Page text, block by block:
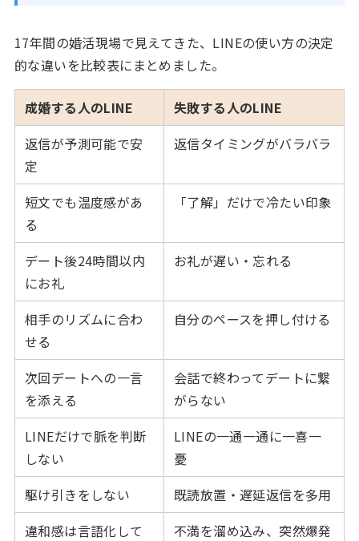
17年間の婚活現場で見えてきた、LINEの使い方の決定
的な違いを比較表にまとめました。
成婚する人のLINE
失敗する人のLINE
返信が予測可能で安
定
返信タイミングがバラバラ
短文でも温度感があ
る
「了解」だけで冷たい印象
デート後24時間以内
にお礼
お礼が遅い・忘れる
相手のリズムに合わ
せる
自分のペースを押し付ける
次回デートへの一言
を添える
会話で終わってデートに繋
がらない
LINEだけで脈を判断
しない
LINEの一通一通に一喜一
憂
駆け引きをしない
既読放置・遅延返信を多用
違和感は言語化して
不満を溜め込み、突然爆発